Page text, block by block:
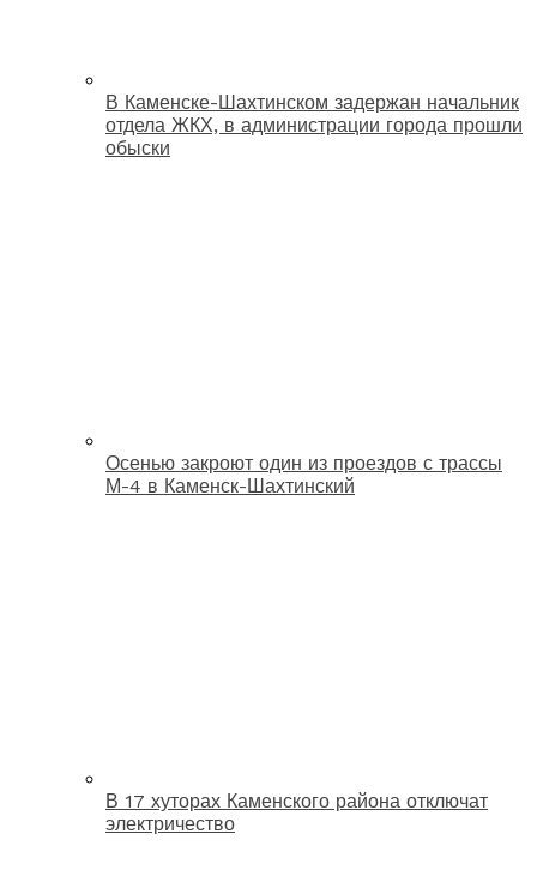
В Каменске-Шахтинском задержан начальник
отдела ЖКХ, в администрации города прошли
обыски
Осенью закроют один из проездов с трассы
М-4 в Каменск-Шахтинский
В 17 хуторах Каменского района отключат
электричество